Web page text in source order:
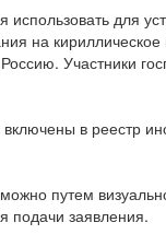
для
на
Участники
в реестр
путем
подачи заявления.